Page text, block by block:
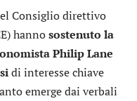
Consiglio direttivo
hannosostenuto la
Philip Lane
di interesse chiave
emerge dai verbali